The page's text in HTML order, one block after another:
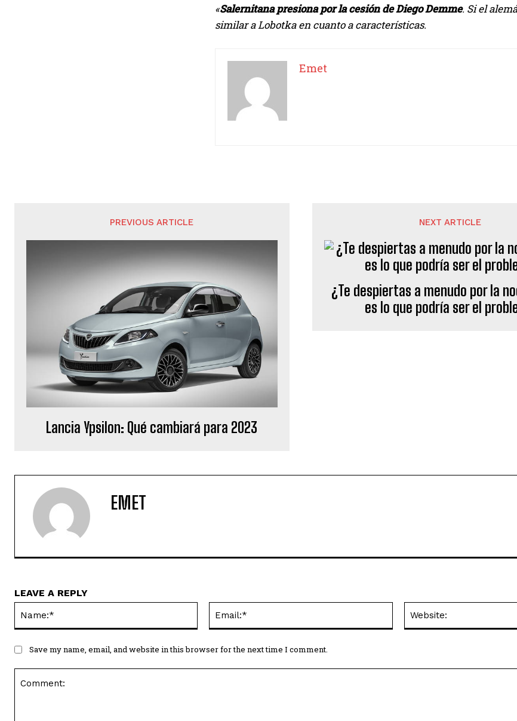
«Salernitana presiona por la cesión de Diego Demme. Si el
similar a Lobotka en cuanto a características.
Emet
PREVIOUS ARTICLE
Lancia Ypsilon: Qué cambiará para 2023
NEXT ARTICLE
¿Te despiertas a menudo por la
es lo que podría ser el
EMET
LEAVE A REPLY
Save my name, email, and website in this browser for the next time I comment.